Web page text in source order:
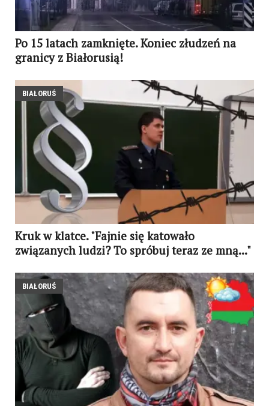
Po 15 latach zamknięte. Koniec złudzeń na
granicy z Białorusią!
BIAŁORUŚ
Kruk w klatce. "Fajnie się katowało
związanych ludzi? To spróbuj teraz ze mną..."
BIAŁORUŚ